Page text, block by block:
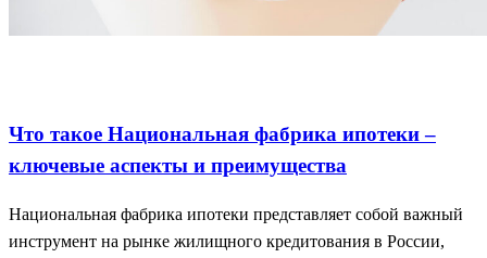
Что такое Национальная фабрика ипотеки –
ключевые аспекты и преимущества
Национальная фабрика ипотеки представляет собой важный
инструмент на рынке жилищного кредитования в России,